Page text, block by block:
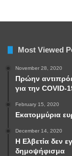
Most Viewed
November 28, 2020
Πρώην
για την COVID-
February 15, 2020
Εκατομμύρια
December 14, 2020
Η Ελβετία δεν
δημοψήφισμα